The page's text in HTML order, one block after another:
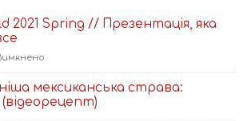
2021 Spring // Презентація, яка
2021
Spring
мексиканська страва:
(відеорецепт)